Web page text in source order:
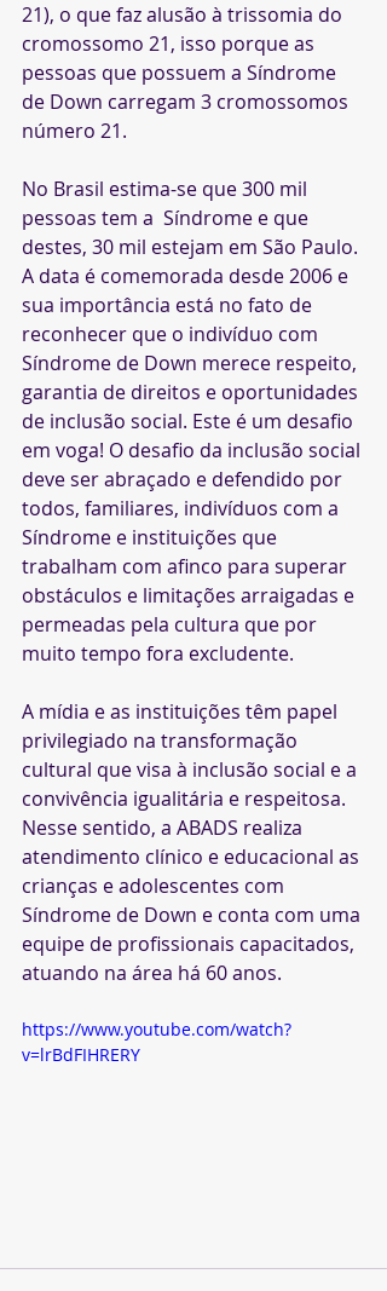
21), o que faz alusão à trissomia do
cromossomo 21, isso porque as
pessoas que possuem a Síndrome
de Down carregam 3 cromossomos
número 21.
No Brasil estima-se que 300 mil
pessoas tem a  Síndrome e que
destes, 30 mil estejam em São Paulo.
A data é comemorada desde 2006 e
sua importância está no fato de
reconhecer que o indivíduo com
Síndrome de Down merece respeito,
garantia de direitos e oportunidades
de inclusão social. Este é um desafio
em voga! O desafio da inclusão social
deve ser abraçado e defendido por
todos, familiares, indivíduos com a
Síndrome e instituições que
trabalham com afinco para superar
obstáculos e limitações arraigadas e
permeadas pela cultura que por
muito tempo fora excludente.
A mídia e as instituições têm papel
privilegiado na transformação
cultural que visa à inclusão social e a
convivência igualitária e respeitosa.
Nesse sentido, a ABADS realiza
atendimento clínico e educacional as
crianças e adolescentes com
Síndrome de Down e conta com uma
equipe de profissionais capacitados,
atuando na área há 60 anos.
https://www.youtube.com/watch?
v=lrBdFIHRERY